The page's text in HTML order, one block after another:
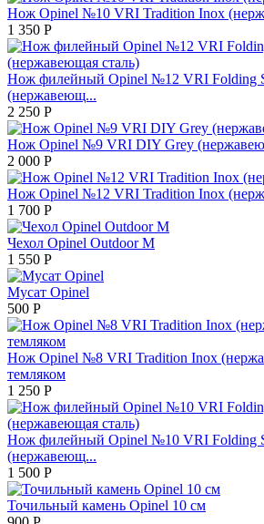
Нож Opinel №10 VRI Tradition Inox
1 350 Р
Нож филейный Opinel №12 VRI Folding
(нержавеющ...
2 250 Р
Нож Opinel №9 VRI DIY Grey
2 000 Р
Нож Opinel №12 VRI Tradition Inox
1 700 Р
Чехол Opinel Outdoor M
1 550 Р
Мусат Opinel
500 Р
Нож Opinel №8 VRI Tradition Inox
темляком
1 250 Р
Нож филейный Opinel №10 VRI Folding
(нержавеющ...
1 500 Р
Точильный камень Opinel 10 см